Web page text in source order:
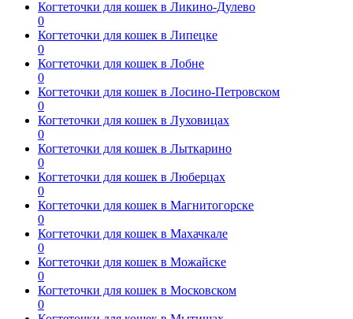
Когтеточки для кошек в Ликино-Дулево
0
Когтеточки для кошек в Липецке
0
Когтеточки для кошек в Лобне
0
Когтеточки для кошек в Лосино-Петровском
0
Когтеточки для кошек в Луховицах
0
Когтеточки для кошек в Лыткарино
0
Когтеточки для кошек в Люберцах
0
Когтеточки для кошек в Магнитогорске
0
Когтеточки для кошек в Махачкале
0
Когтеточки для кошек в Можайске
0
Когтеточки для кошек в Московском
0